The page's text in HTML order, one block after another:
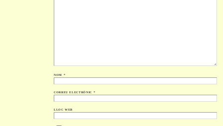
NOM *
CORREU ELECTRÒNIC *
LLOC WEB